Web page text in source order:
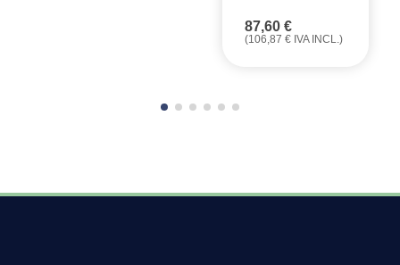
87,60 €
(106,87 € IVA INCL.)